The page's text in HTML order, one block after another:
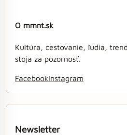
O mmnt.sk
Kultúra, cestovanie, ľudia,
stoja za pozornosť.
FacebookInstagram
Newsletter